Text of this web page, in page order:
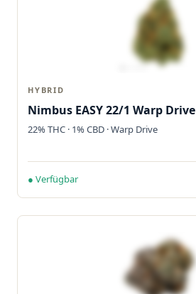
HYBRID
Nimbus EASY 22/1 Warp Drive
22% THC · 1% CBD · Warp Drive
● Verfügbar